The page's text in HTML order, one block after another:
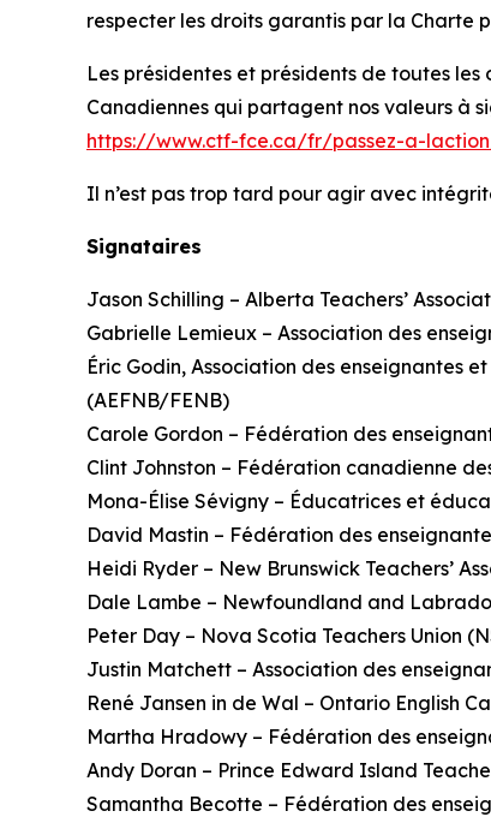
respecter les droits garantis par la Charte
Les présidentes et présidents de toutes
Canadiennes qui partagent nos valeurs à
https://www.ctf-fce.ca/fr/passez-a-
Il n’est pas trop tard pour agir avec
Signataires
Jason Schilling – Alberta Teachers’
Gabrielle Lemieux – Association des
Éric Godin, Association des enseignantes
(AEFNB/FENB)
Carole Gordon – Fédération des
Clint Johnston – Fédération canadienne
Mona-Élise Sévigny – Éducatrices et
David Mastin – Fédération des
Heidi Ryder – New Brunswick Teachers’
Dale Lambe – Newfoundland and
Peter Day – Nova Scotia Teachers Union
Justin Matchett – Association des
René Jansen in de Wal – Ontario English
Martha Hradowy – Fédération des
Andy Doran – Prince Edward Island
Samantha Becotte – Fédération des